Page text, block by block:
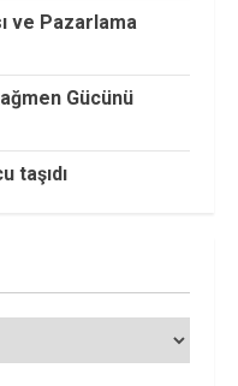
ve Pazarlama
Gücünü
taşıdı